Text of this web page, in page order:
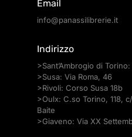
Email
info@panassilibrerie.it
Indirizzo
>Sant’Ambrogio di
>Susa: Via Roma, 46
>Rivoli: Corso Susa 18b
>Oulx: C.so Torino, 118,
Baite
>Giaveno: Via XX